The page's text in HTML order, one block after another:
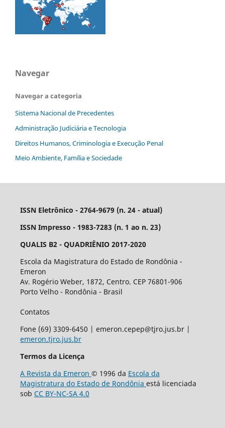
Navegar
Navegar a categoria
Sistema Nacional de Precedentes
Administração Judiciária e Tecnologia
Direitos Humanos, Criminologia e Execução Penal
Meio Ambiente, Família e Sociedade
ISSN Eletrônico - 2764-9679 (n. 24 - atual)
ISSN Impresso - 1983-7283 (n. 1 ao n. 23)
QUALIS B2 - QUADRIÊNIO 2017-2020
Escola da Magistratura do Estado de Rondônia -
Emeron
Av. Rogério Weber, 1872, Centro. CEP 76801-906
Porto Velho - Rondônia - Brasil
Contatos
Fone (69) 3309-6450 | emeron.cepep@tjro.jus.br |
emeron.tjro.jus.br
Termos da Licença
A Revista da Emeron © 1996 da Escola da
Magistratura do Estado de Rondônia está licenciada
sob CC BY-NC-SA 4.0